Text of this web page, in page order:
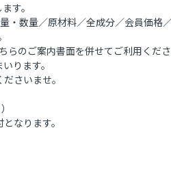
す。
数量／原材料／全成分／会員価格
らのご案内書面を併せてご利用くださ
ります。
さいませ。
なります。